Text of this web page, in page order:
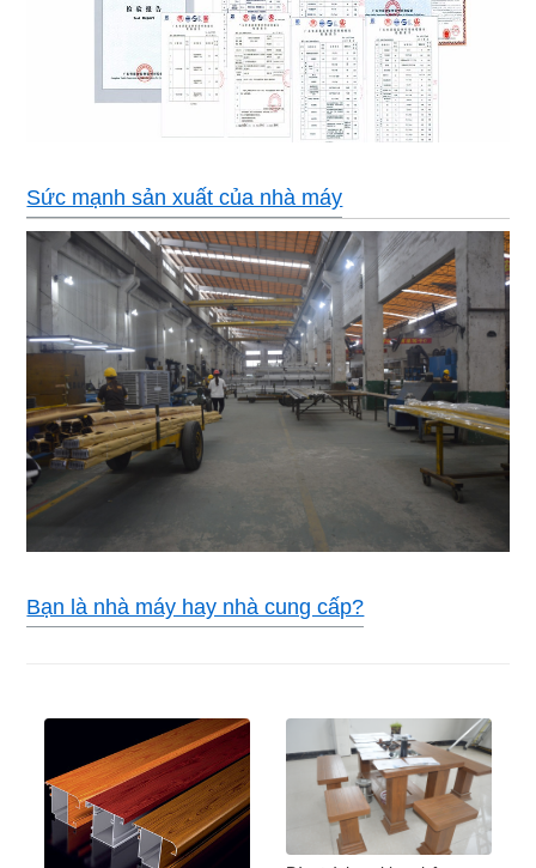
Sức mạnh sản xuất của nhà máy
Bạn là nhà máy hay nhà cung cấp?